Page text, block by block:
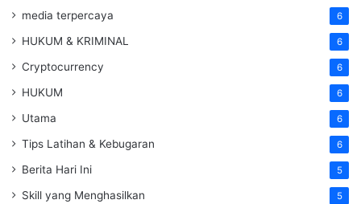
media terpercaya 6
HUKUM & KRIMINAL 6
Cryptocurrency 6
HUKUM 6
Utama 6
Tips Latihan & Kebugaran 6
Berita Hari Ini 5
Skill yang Menghasilkan 5